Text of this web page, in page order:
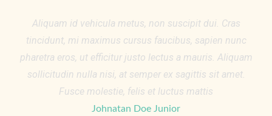
Aliquam id vehicula metus, non suscipit dui. Cras
tincidunt, mi maximus cursus faucibus, sapien nunc
pharetra eros, ut efficitur justo lectus a mauris. Aliquam
sollicitudin nulla nisi, at semper ex sagittis sit amet.
Fusce molestie, felis et luctus mattis
Johnatan Doe Junior